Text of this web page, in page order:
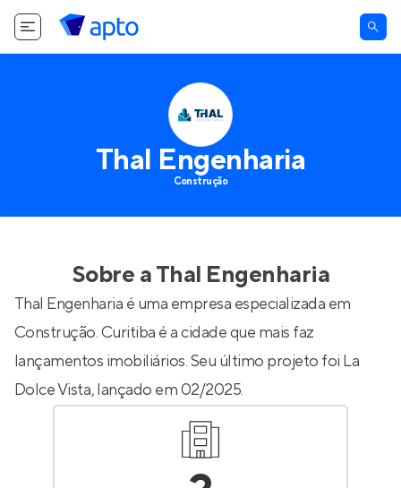
Thal Engenharia
Construção
Sobre aThal Engenharia
Thal Engenharia é uma empresa especializada em
Construção. Curitiba é a cidade que mais faz
lançamentos imobiliários. Seu último projeto foi La
Dolce Vista, lançado em 02/2025.